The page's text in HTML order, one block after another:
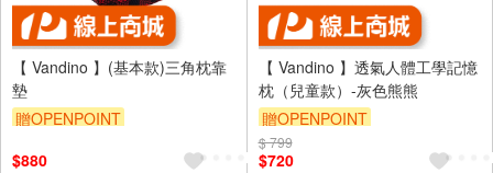
【 Vandino 】(基本款)三角枕靠
墊
贈OPENPOINT
$880
【 Vandino 】透氣人體工學記憶
枕（兒童款）-灰色熊熊
贈OPENPOINT
$ 799
$720